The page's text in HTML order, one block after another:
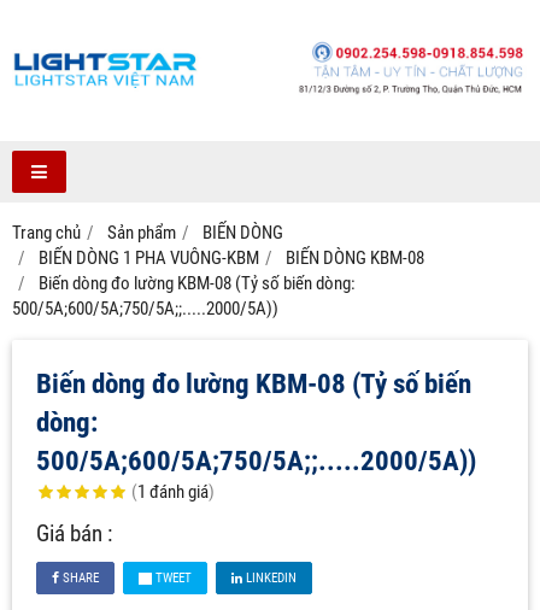
Trang chủ Sản phẩm
BIẾN DÒNG
BIẾN DÒNG 1 PHA VUÔNG-KBM
BIẾN DÒNG KBM-08
Biến dòng đo lường KBM-08 (Tỷ số biến dòng:
500/5A;600/5A;750/5A;;.....2000/5A))
Biến dòng đo lường KBM-08 (Tỷ số biến
dòng:
500/5A;600/5A;750/5A;;.....2000/5A))
(1 đánh giá)
Giá bán :
SHARE TWEET LINKEDIN